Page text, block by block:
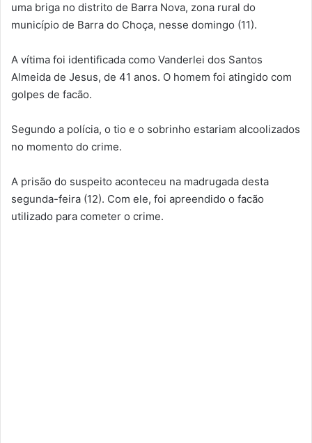
uma briga no distrito de Barra Nova, zona rural do
município de Barra do Choça, nesse domingo (11).
A vítima foi identificada como Vanderlei dos Santos
Almeida de Jesus, de 41 anos. O homem foi atingido com
golpes de facão.
Segundo a polícia, o tio e o sobrinho estariam alcoolizados
no momento do crime.
A prisão do suspeito aconteceu na madrugada desta
segunda-feira (12). Com ele, foi apreendido o facão
utilizado para cometer o crime.